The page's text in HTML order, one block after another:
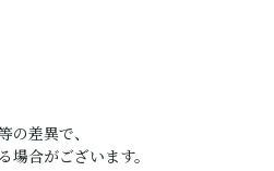
差異で、
合がございます。